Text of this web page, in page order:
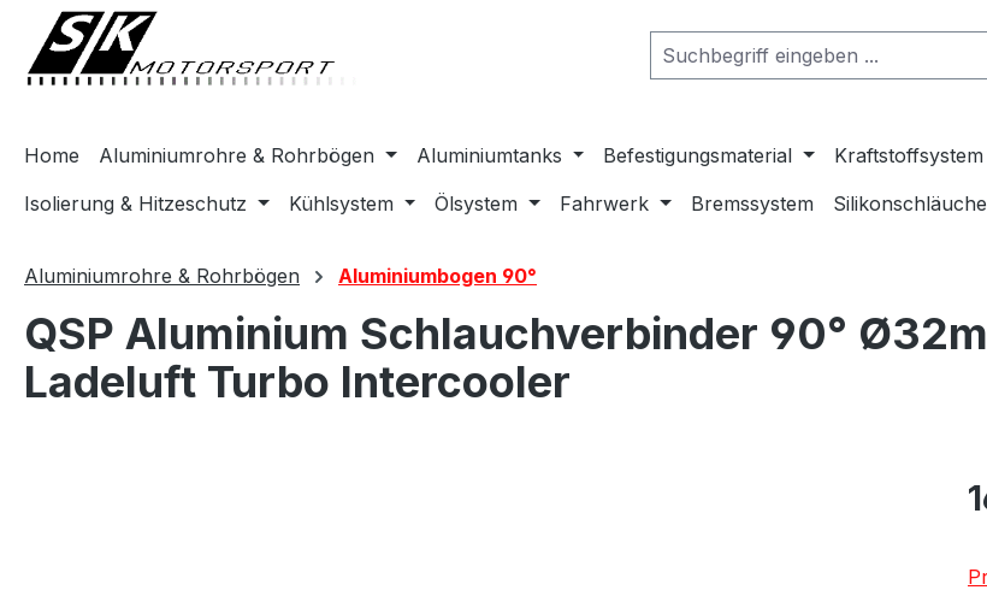
Zur Hauptnavigation springen
Home Aluminiumrohre & Rohrbögen Aluminiumtanks Befestigungsmaterial Kraftstoffsystem
Isolierung & Hitzeschutz
Kühlsystem Ölsystem Fahrwerk Bremssystem Silikonschläuche
Aluminiumrohre & Rohrbögen Aluminiumbogen 90°
QSP Aluminium Schlauchverbinder 90°
Ladeluft Turbo Intercooler